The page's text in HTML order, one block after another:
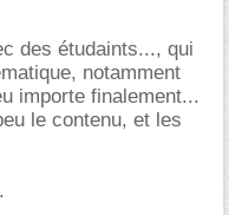
des étudaints..., qui
notamment
importe finalement...
le contenu, et les